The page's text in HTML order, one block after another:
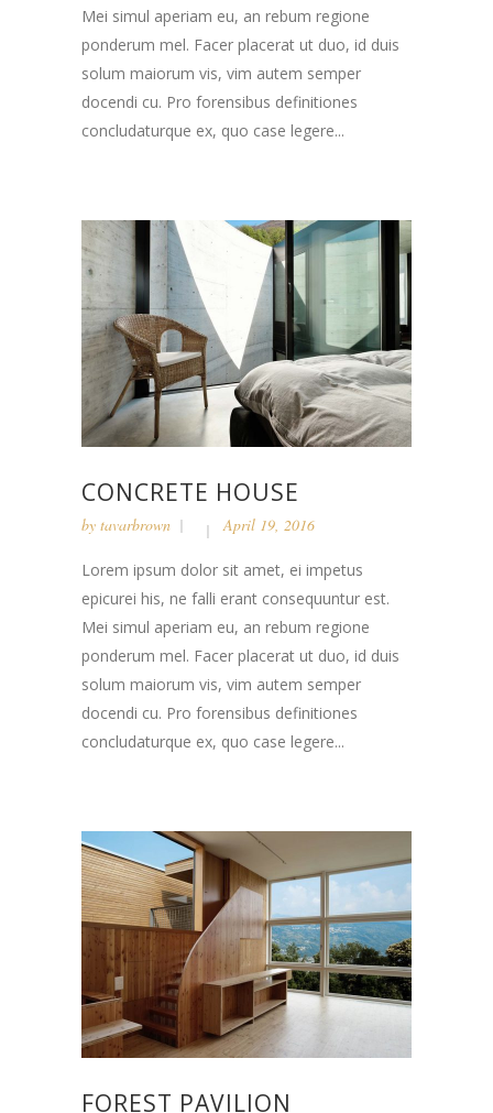
Mei simul aperiam eu, an rebum regione
ponderum mel. Facer placerat ut duo, id duis
solum maiorum vis, vim autem semper
docendi cu. Pro forensibus definitiones
concludaturque ex, quo case legere...
CONCRETE HOUSE
by tavarbrown April 19, 2016
Lorem ipsum dolor sit amet, ei impetus
epicurei his, ne falli erant consequuntur est.
Mei simul aperiam eu, an rebum regione
ponderum mel. Facer placerat ut duo, id duis
solum maiorum vis, vim autem semper
docendi cu. Pro forensibus definitiones
concludaturque ex, quo case legere...
FOREST PAVILION